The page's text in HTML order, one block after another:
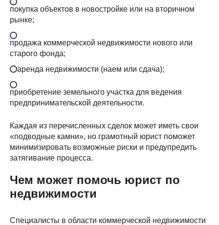
покупка объектов в новостройке или на вторичном
рынке;
продажа коммерческой недвижимости нового или
старого фонда;
аренда недвижимости (наем или сдача);
приобретение земельного участка для ведения
предпринимательской деятельности.
Каждая из перечисленных сделок может иметь свои
«подводные камни», но грамотный юрист поможет
минимизировать возможные риски и предупредить
затягивание процесса.
Чем может помочь юрист по
недвижимости
Специалисты в области коммерческой недвижимости